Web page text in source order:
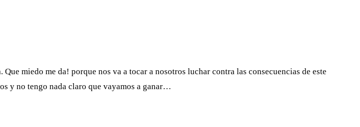
miedo me da! porque nos va a tocar a nosotros luchar contra las consecuencias de este
y no tengo nada claro que vayamos a ganar…